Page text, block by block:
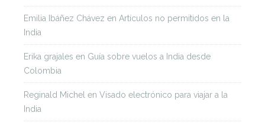
Emilia Ibáñez Chávez en Artículos no permitidos en la
India
Erika grajales en Guía sobre vuelos a India desde
Colombia
Reginald Michel en Visado electrónico para viajar a la
India